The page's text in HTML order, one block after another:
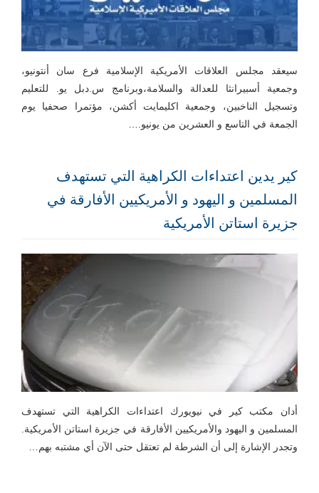
سيعقد مجلس العلاقات الأمريكية الإسلامية فرع سان أنتونيو،
وجمعية أسبيرانثا للعدالة والسلامة،وبرنامج س.دبل يو. للتعليم
وتسجيل الناخبين، وجمعية اكليمايت أكشن، مؤتمرا صحفيا يوم
الجمعة في التاسع و العشرين من يونيو.…
كير يدين اعتداءات الكراهية التي تستهدف
المسلمين و اليهود و الأمريكيين الأفارقة في
جزيرة استاتن الأمريكية
أدان مكتب كير في نيويورك اعتداءات الكراهية التي تستهدف
المسلمين و اليهود والأمريكيين الأفارقة في جزيرة استاتن الأمريكية.
وتجدر الإشارة إلى أن الشرطة لم تعتقل حتى الآن أي مشتبه بهم…